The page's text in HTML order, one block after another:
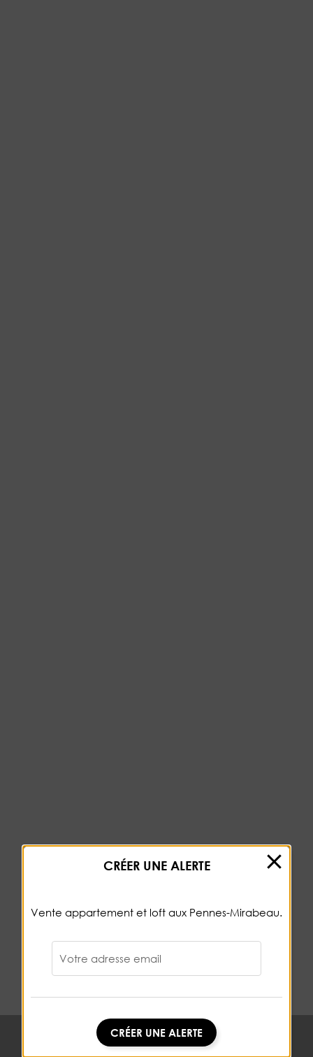
CRÉER UNE ALERTE
CRÉER UNE ALERTE
Vente appartement et loft aux Pennes-Mirabeau.
Votre adresse email
CRÉER UNE ALERTE